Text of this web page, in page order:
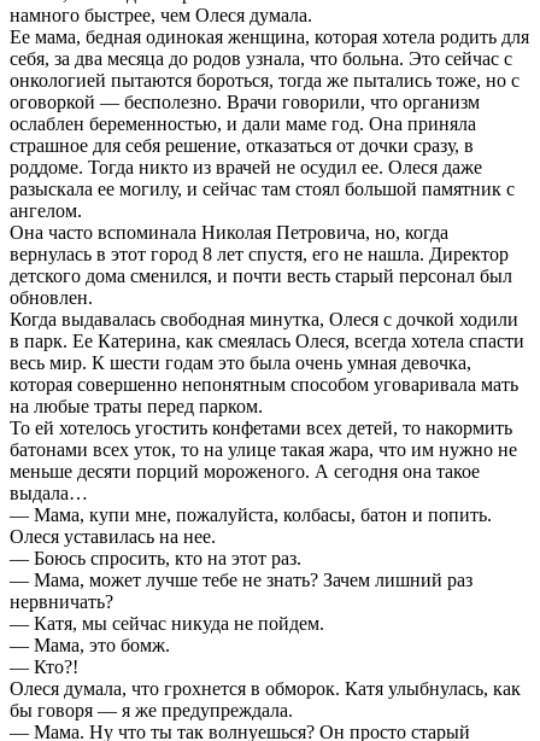
намного быстрее, чем Олеся думала.
Ее мама, бедная одинокая женщина, которая хотела родить для
себя, за два месяца до родов узнала, что больна. Это сейчас с
онкологией пытаются бороться, тогда же пытались тоже, но с
оговоркой — бесполезно. Врачи говорили, что организм
ослаблен беременностью, и дали маме год. Она приняла
страшное для себя решение, отказаться от дочки сразу, в
роддоме. Тогда никто из врачей не осудил ее. Олеся даже
разыскала ее могилу, и сейчас там стоял большой памятник с
ангелом.
Она часто вспоминала Николая Петровича, но, когда
вернулась в этот город 8 лет спустя, его не нашла. Директор
детского дома сменился, и почти весть старый персонал был
обновлен.
Когда выдавалась свободная минутка, Олеся с дочкой ходили
в парк. Ее Катерина, как смеялась Олеся, всегда хотела спасти
весь мир. К шести годам это была очень умная девочка,
которая совершенно непонятным способом уговаривала мать
на любые траты перед парком.
То ей хотелось угостить конфетами всех детей, то накормить
батонами всех уток, то на улице такая жара, что им нужно не
меньше десяти порций мороженого. А сегодня она такое
выдала…
— Мама, купи мне, пожалуйста, колбасы, батон и попить.
Олеся уставилась на нее.
— Боюсь спросить, кто на этот раз.
— Мама, может лучше тебе не знать? Зачем лишний раз
нервничать?
— Катя, мы сейчас никуда не пойдем.
— Мама, это бомж.
— Кто?!
Олеся думала, что грохнется в обморок. Катя улыбнулась, как
бы говоря — я же предупреждала.
— Мама. Ну что ты так волнуешься? Он просто старый